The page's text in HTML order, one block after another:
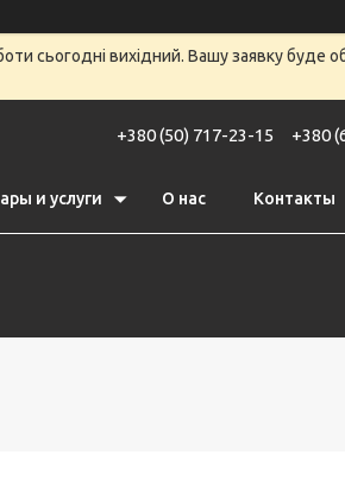
сьогодні вихідний. Вашу заявку
+380 (50) 717-23-15 +380
и услуги О нас Контакты